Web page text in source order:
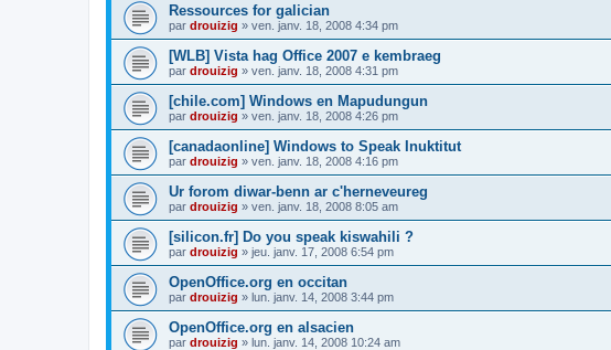
Ressources for galician
par drouizig » ven. janv. 18, 2008 4:34 pm
[WLB] Vista hag Office 2007 e kembraeg
par drouizig » ven. janv. 18, 2008 4:31 pm
[chile.com] Windows en Mapudungun
par drouizig » ven. janv. 18, 2008 4:26 pm
[canadaonline] Windows to Speak Inuktitut
par drouizig » ven. janv. 18, 2008 4:16 pm
Ur forom diwar-benn ar c'herneveureg
par drouizig » ven. janv. 18, 2008 8:05 am
[silicon.fr] Do you speak kiswahili ?
par drouizig » jeu. janv. 17, 2008 6:54 pm
OpenOffice.org en occitan
par drouizig » lun. janv. 14, 2008 3:44 pm
OpenOffice.org en alsacien
par drouizig » lun. janv. 14, 2008 10:24 am